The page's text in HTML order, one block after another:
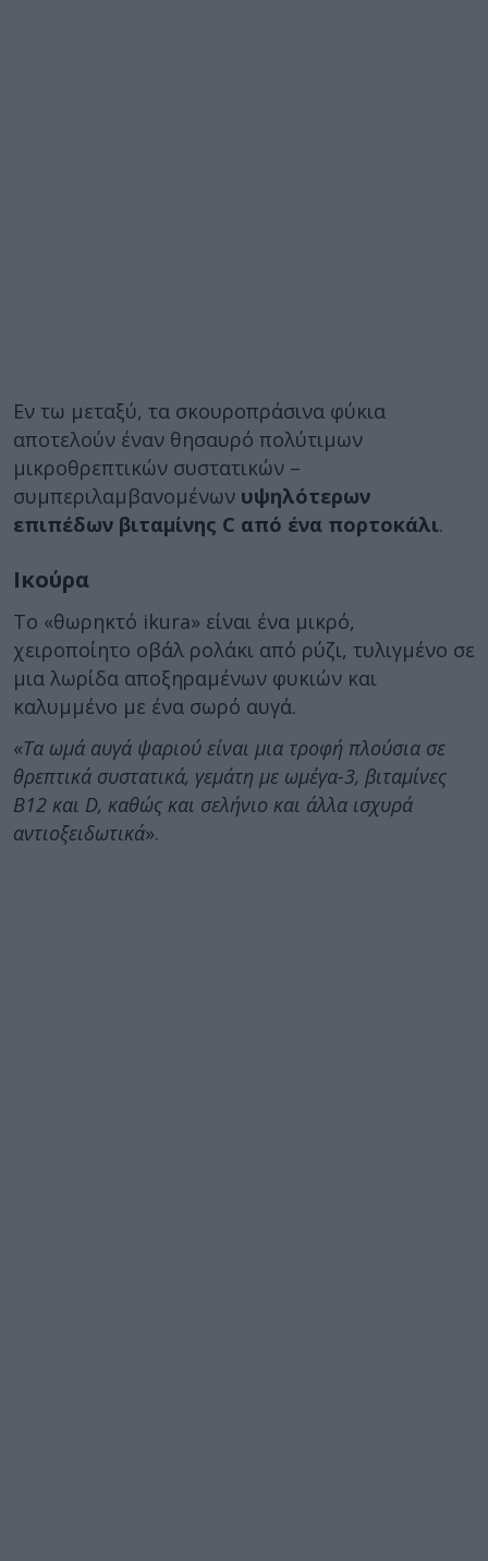
Εν τω μεταξύ, τα σκουροπράσινα φύκια
αποτελούν έναν θησαυρό πολύτιμων
μικροθρεπτικών συστατικών –
συμπεριλαμβανομένων υψηλότερων
επιπέδων βιταμίνης C από ένα πορτοκάλι.
Ικούρα
Το «θωρηκτό ikura» είναι ένα μικρό,
χειροποίητο οβάλ ρολάκι από ρύζι, τυλιγμένο σε
μια λωρίδα αποξηραμένων φυκιών και
καλυμμένο με ένα σωρό αυγά.
«Τα ωμά αυγά ψαριού είναι μια τροφή πλούσια σε
θρεπτικά συστατικά, γεμάτη με ωμέγα-3, βιταμίνες
Β12 και D, καθώς και σελήνιο και άλλα ισχυρά
αντιοξειδωτικά».